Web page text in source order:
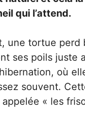
qui l’attend.
une tortue perd
ses poils juste
où
souvent.
« les